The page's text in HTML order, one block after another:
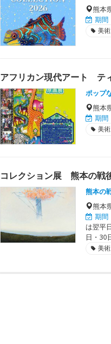
熊本
期間
美
アフリカン現代アート テ
ポップ
熊本
期間
美
コレクション展 熊本の戦
熊本の
熊本
期間
は翌平
日・30
美